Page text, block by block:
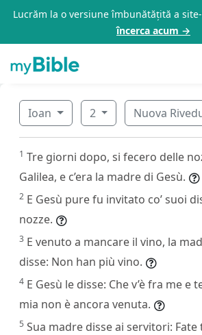
Lucrăm la o versiune îmbunătățită a
încerca acum →
Ioan 2 Nuova
1 Tre giorni dopo, si fecero delle
Galilea, e c’era la madre di Gesù.
2 E Gesù pure fu invitato co’ suoi
nozze.
3 E venuto a mancare il vino, la
disse: Non han più vino.
4 E Gesù le disse: Che v’è fra me e
mia non è ancora venuta.
5 Sua madre disse ai servitori: